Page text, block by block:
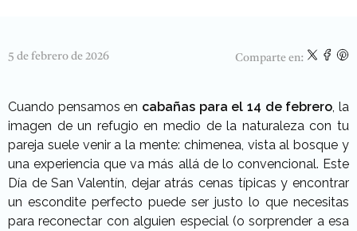
5 de febrero de 2026 Comparte en:
Cuando pensamos en cabañas para el 14 de febrero , la
imagen de un refugio en medio de la naturaleza con tu
pareja suele venir a la mente: chimenea, vista al bosque y
una experiencia que va más allá de lo convencional. Este
Día de San Valentín, dejar atrás cenas típicas y encontrar
un escondite perfecto puede ser justo lo que necesitas
para reconectar con alguien especial (o sorprender a esa